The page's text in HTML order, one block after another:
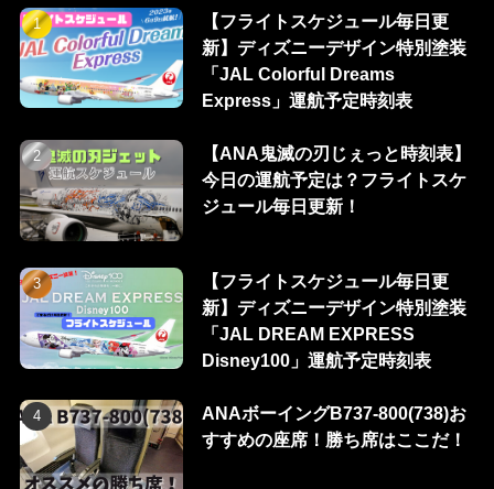
【フライトスケジュール毎日更
新】ディズニーデザイン特別塗装
「JAL Colorful Dreams
Express」運航予定時刻表
【ANA鬼滅の刃じぇっと時刻表】
今日の運航予定は？フライトスケ
ジュール毎日更新！
【フライトスケジュール毎日更
新】ディズニーデザイン特別塗装
「JAL DREAM EXPRESS
Disney100」運航予定時刻表
ANAボーイングB737-800(738)お
すすめの座席！勝ち席はここだ！